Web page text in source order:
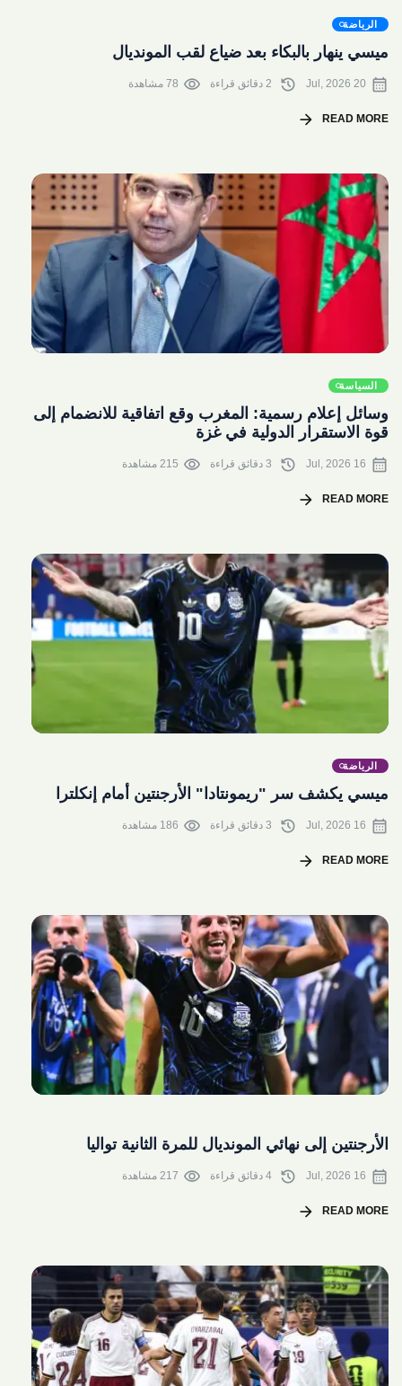
الرياضة
ميسي ينهار بالبكاء بعد ضياع لقب المونديال
calendar_month
20 Jul, 2026
history
visibility 78 مشاهدة
READ MORE
arrow_forward
السياسة
وسائل إعلام رسمية: المغرب وقع اتفاقية للانضمام إلى
قوة الاستقرار الدولية في غزة
calendar_month
16 Jul, 2026
history
visibility 215 مشاهدة
READ MORE
arrow_forward
الرياضة
ميسي يكشف سر "ريمونتادا" الأرجنتين أمام إنكلترا
calendar_month
16 Jul, 2026
history
visibility 186 مشاهدة
READ MORE
arrow_forward
الأرجنتين إلى نهائي المونديال للمرة الثانية تواليا
calendar_month
16 Jul, 2026
history
visibility 217 مشاهدة
READ MORE
arrow_forward